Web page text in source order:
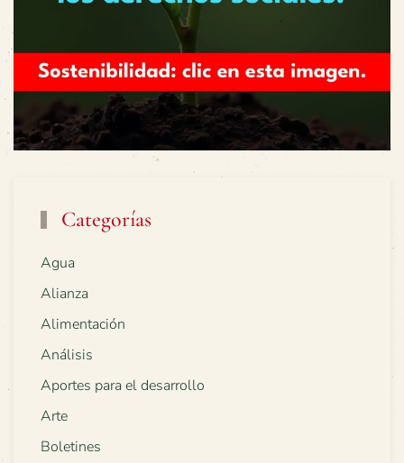
Categorías
Agua
Alianza
Alimentación
Análisis
Aportes para el desarrollo
Arte
Boletines